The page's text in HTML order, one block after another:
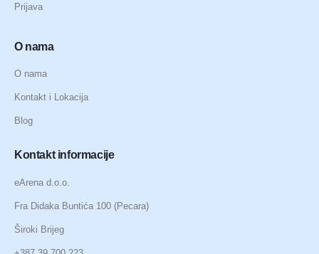
Prijava
O nama
O nama
Kontakt i Lokacija
Blog
Kontakt informacije
eArena d.o.o.
Fra Didaka Buntića 100 (Pecara)
Široki Brijeg